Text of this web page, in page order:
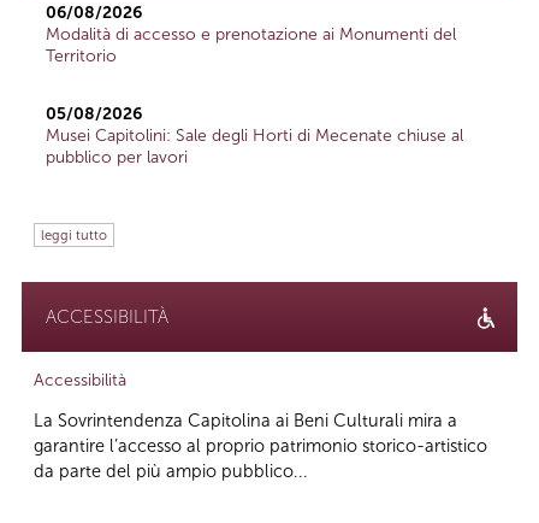
06/08/2026
Modalità di accesso e prenotazione ai Monumenti del
Territorio
05/08/2026
Musei Capitolini: Sale degli Horti di Mecenate chiuse al
pubblico per lavori
leggi tutto
ACCESSIBILITÀ
Accessibilità
La Sovrintendenza Capitolina ai Beni Culturali mira a
garantire l’accesso al proprio patrimonio storico-artistico
da parte del più ampio pubblico...